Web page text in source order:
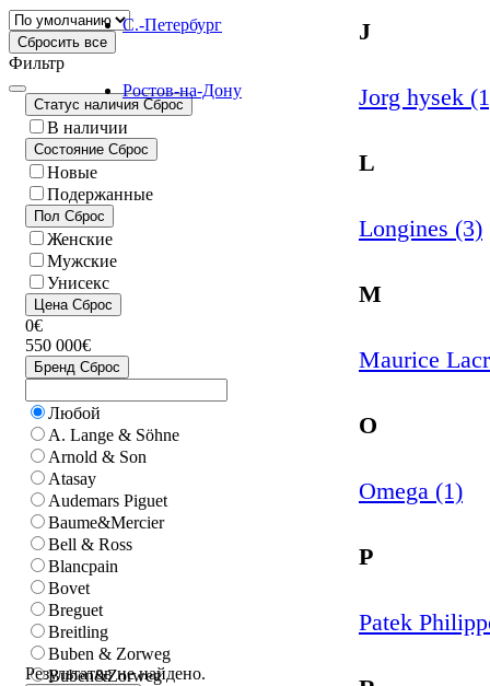
С.-Петербург
Ростов-на-Дону
J
Jorg hysek
L
Longines (3)
M
Maurice
O
Omega (1)
P
Patek
Сбросить все
Фильтр
Статус наличия Сброс
В наличии
Состояние Сброс
Новые
Подержанные
Пол Сброс
Женские
Мужские
Унисекс
Цена Сброс
0€
550 000€
Бренд Сброс
Любой
A. Lange & Söhne
Arnold & Son
Atasay
Audemars Piguet
Baume&Mercier
Bell & Ross
Blancpain
Bovet
Breguet
Breitling
Buben & Zorweg
Buben&Zorweg
Результатов не найдено.